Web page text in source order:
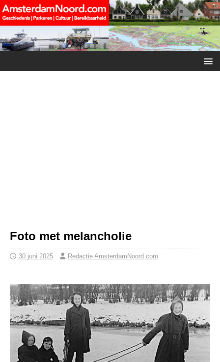
Foto met melancholie
30 juni 2025 Redactie AmsterdamNoord com